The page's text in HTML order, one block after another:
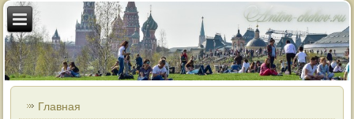
Главная